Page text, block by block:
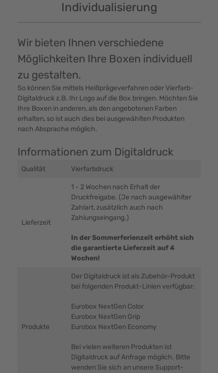
Individualisierung
Wir bieten Ihnen verschiedene
Möglichkeiten Ihre Boxen individuell
zu gestalten.
So können Sie mittels Heißprägeverfahren oder Vierfarb-
Digitaldruck z.B. Ihr Logo auf die Box bringen. Möchten Sie
Ihre Boxen in anderen, als den angebotenen Farben
erhalten, so ist auch dies bei ausgewählten Produkten
nach Absprache möglich.
Informationen zum Digitaldruck
Qualität Vierfarbdruck
Lieferzeit
1 - 2 Wochen nach Erhalt der
Druckfreigabe. (Je nach ausgewählter
Zahlart, zusätzlich auch nach
Zahlungseingang.)
In der Sommerferienzeit erhöht sich
die garantierte Lieferzeit auf 4
Wochen!
Produkte
Der Digitaldruck ist als Zubehör-Produkt
bei folgenden Produkt-Linien verfügbar:
Eurobox NextGen Color
Eurobox NextGen Grip
Eurobox NextGen Economy
Bei vielen weiteren Produkten ist
Digitaldruck auf Anfrage möglich. Bitte
wenden Sie sich an unsere Support-